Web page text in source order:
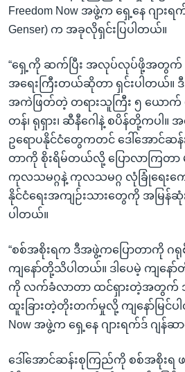
Freedom Now အဖွဲ့က ရှေ့နေ ဂျားရ
Genser) က အခုလိုရှင်းပြပါတယ်။
“ရှေ့ကို ဆက်ပြီး အလုပ်လုပ်ဖို့အတွက်
အရေးကြီးတယ်ဆိုတာ ရှင်းပါတယ်။
အကဲဖြတ်တဲ့ တရားသူကြီး ၅ ယောက် ပ
တန်၊ ရုရှား၊ ဆီနီဂေါနဲ့ စပိန်တို့ကပါ။
ဥရောပနိုင်ငံတွေကတင် ဒေါ်အောင်ဆန်
တာကို စိုးရိမ်တယ်လို့ ပြောလာကြတာ
ကုလသမဂ္ဂနဲ့ ကုလသမဂ္ဂ လုံခြုံရေး
နိုင်ငံရေးအကျဉ်းသားတွေကို အမြန်ဆုံ
ပါတယ်။
“စစ်အစိုးရက ဒီအဖွဲ့ကပြောတာကို
ကျနော်တို့သိပါတယ်။ ဒါပေမဲ့ ကျန
ကို လက်ခံလာတာ ထင်ရှားတဲ့အတွက်
ထူးခြားတဲ့တိုးတက်မှုလို့ ကျနော်မြင်ပါ
Now အဖွဲ့က ရှေ့နေ ဂျားရက်ဒ် ဂျန်ဆ
ဒေါ်အောင်ဆန်းစုကြည်ကို စစ်အစိုးရ